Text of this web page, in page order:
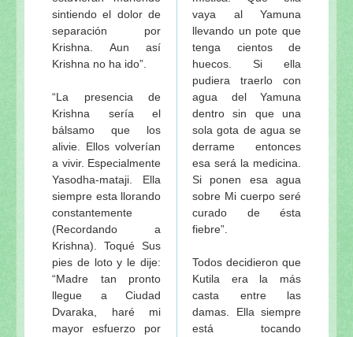
sintiendo el dolor de
separación por
Krishna. Aun así
Krishna no ha ido”.
“La presencia de
Krishna sería el
bálsamo que los
alivie. Ellos volverían
a vivir. Especialmente
Yasodha-mataji. Ella
siempre esta llorando
constantemente
(Recordando a
Krishna). Toqué Sus
pies de loto y le dije:
“Madre tan pronto
llegue a Ciudad
Dvaraka, haré mi
mayor esfuerzo por
vaya al Yamuna
llevando un pote que
tenga cientos de
huecos. Si ella
pudiera traerlo con
agua del Yamuna
dentro sin que una
sola gota de agua se
derrame entonces
esa será la medicina.
Si ponen esa agua
sobre Mi cuerpo seré
curado de ésta
fiebre”.
Todos decidieron que
Kutila era la más
casta entre las
damas. Ella siempre
está tocando